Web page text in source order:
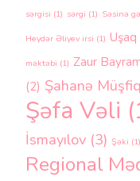
sərgisi (1) sərgi (1) Səsinə
Heydər Əliyev irsi (1)
məktəbi (1) Zaur
(2) Şahanə Müşfiq
Şəfa Vəli
İsmayılov (3) Şəki (1)
Regional